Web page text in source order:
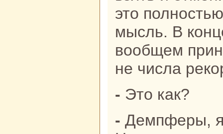
это
мысль. В
вообщем
не числа
- Это как?
- Демпферы, я люблю плавание.